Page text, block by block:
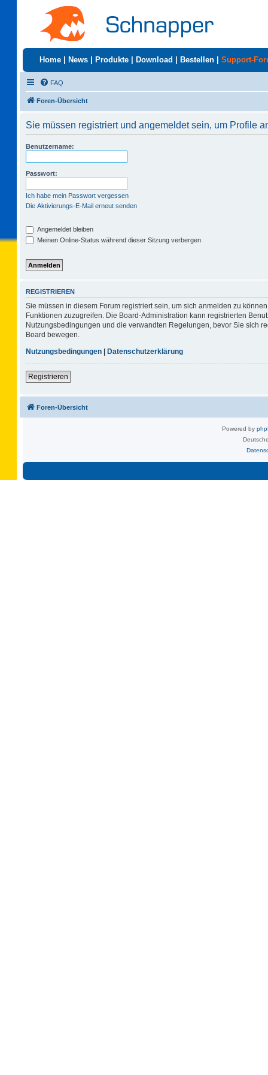
Home News Produkte Download Bestellen Support-
FAQ
Foren-Übersicht
Sie müssen registriert und angemeldet sein, um Profile
Benutzername:
Passwort:
Ich habe mein Passwort vergessen
Die Aktivierungs-E-Mail erneut senden
Angemeldet bleiben
Meinen Online-Status während dieser Sitzung verbergen
REGISTRIEREN
Sie müssen in diesem Forum registriert sein, um sich anmelden zu
Funktionen zuzugreifen. Die Board-Administration kann registrierten
Nutzungsbedingungen und die verwandten Regelungen, bevor Sie sich
Board bewegen.
Nutzungsbedingungen | Datenschutzerklärung
Registrieren
Foren-Übersicht
Powered by